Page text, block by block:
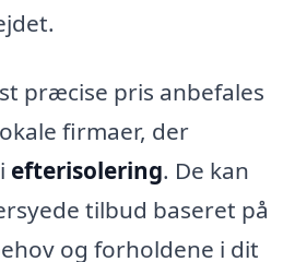
præcise pris anbefales
firmaer, der
efterisolering. De kan
tilbud baseret på
og forholdene i dit